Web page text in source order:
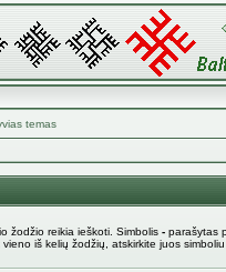
temas
žodžio reikia ieškoti. Simbolis - parašytas
iš kelių žodžių, atskirkite juos